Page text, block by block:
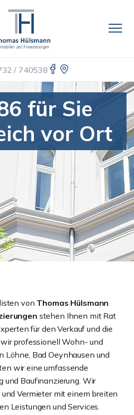
/ 740538
für Sie
vor Ort
von Thomas Hülsmann
stehen Ihnen mit Rat
für den Verkauf und die
professionell Wohn- und
Löhne, Bad Oeynhausen und
wir eine umfassende
und Baufinanzierung. Wir
Vermieter mit einem breiten
Leistungen und Services.